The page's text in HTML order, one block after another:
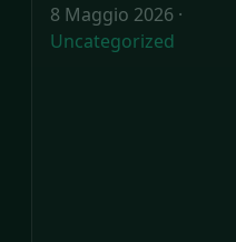
8 Maggio 2026 ·
Uncategorized